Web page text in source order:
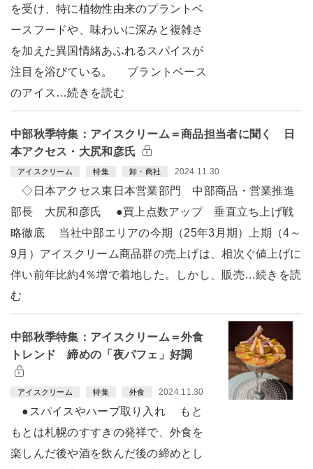
を受け、特に植物性由来のプラントベ
ースフードや、味わいに深みと複雑さ
を加えた異国情緒あふれるスパイスが
注目を浴びている。 プラントベース
のアイス…続きを読む
中部秋季特集：アイスクリーム＝商品担当者に聞く 日
本アクセス・大尻和彦氏
アイスクリーム 特集 卸・商社 2024.11.30
◇日本アクセス東日本営業部門 中部商品・営業推進
部長 大尻和彦氏 ●買上点数アップ 垂直立ち上げ戦
略徹底 当社中部エリアの今期（25年3月期）上期（4～
9月）アイスクリーム商品群の売上げは、相次ぐ値上げに
伴い前年比約4％増で着地した。しかし、販売…続きを読
む
中部秋季特集：アイスクリーム＝外食
トレンド 締めの「夜パフェ」好調
アイスクリーム 特集 外食 2024.11.30
●スパイスやハーブ取り入れ もと
もとは札幌のすすきの発祥で、外食を
楽しんだ後や酒を飲んだ後の締めとし